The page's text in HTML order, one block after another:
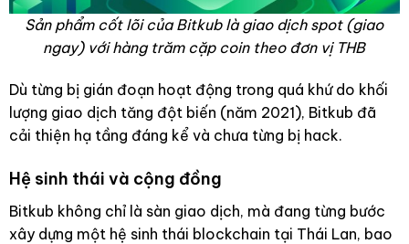
Sản phẩm cốt lõi của Bitkub là giao dịch spot (giao
ngay) với hàng trăm cặp coin theo đơn vị THB
Dù từng bị gián đoạn hoạt động trong quá khứ do khối
lượng giao dịch tăng đột biến (năm 2021), Bitkub đã
cải thiện hạ tầng đáng kể và chưa từng bị hack.
Hệ sinh thái và cộng đồng
Bitkub không chỉ là sàn giao dịch, mà đang từng bước
xây dựng một hệ sinh thái blockchain tại Thái Lan, bao